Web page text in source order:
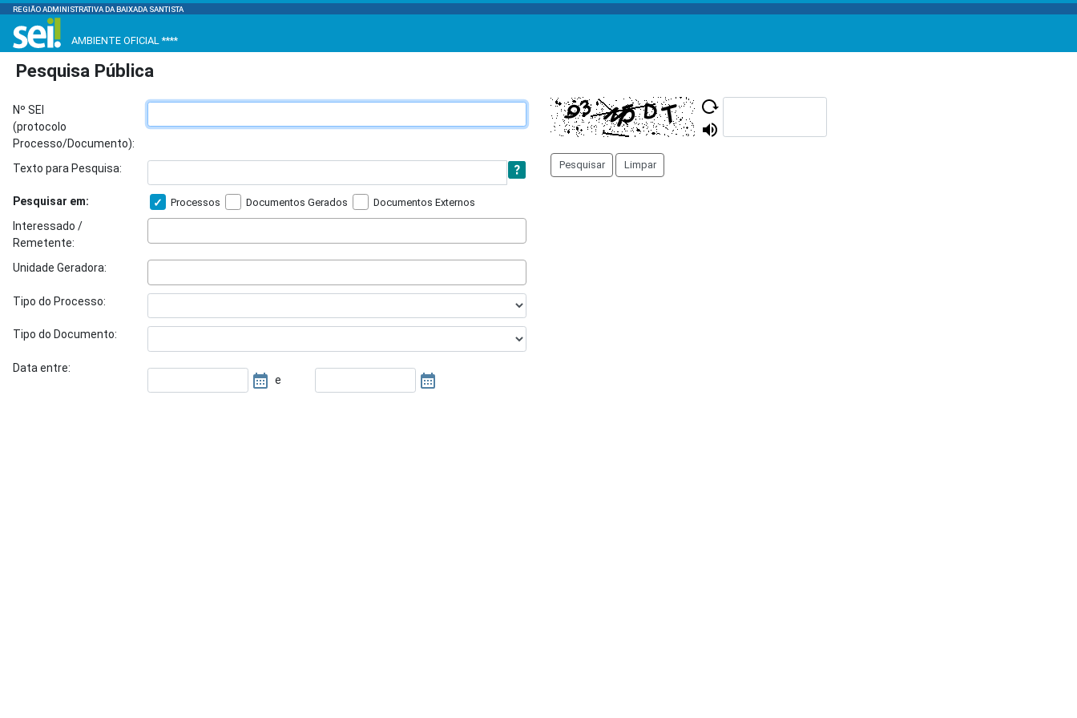
REGIÃO ADMINISTRATIVA DA BAIXADA SANTISTA
AMBIENTE OFICIAL ****
Pesquisa Pública
Nº SEI
(protocolo
Processo/Documento):
Texto para Pesquisa:
Pesquisar em: Processos Documentos Gerados Documentos Externos
Interessado /
Remetente:
Unidade Geradora:
Tipo do Processo:
Tipo do Documento:
Data entre:
e